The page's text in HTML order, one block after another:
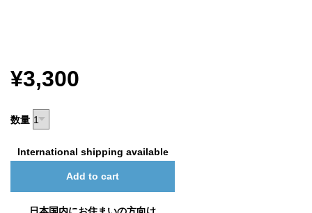
¥3,300
数量
International shipping available
Add to cart
日本国内にお住まいの方向け